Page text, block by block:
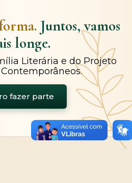
Juntos, vamos
longe.
Literária e do Projeto
fazer parte